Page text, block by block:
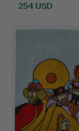
254 USD